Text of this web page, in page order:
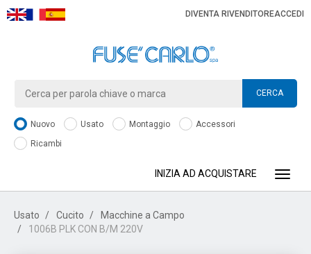
DIVENTA RIVENDITOREACCEDI
CERCA
Nuovo Usato Montaggio
Accessori
Ricambi
INIZIA AD ACQUISTARE
Usato Cucito
Macchine a Campo
1006B PLK CON B/M 220V